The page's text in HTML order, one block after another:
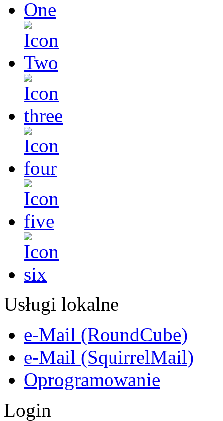
Usługi lokalne
e-Mail (RoundCube)
e-Mail (SquirrelMail)
Oprogramowanie
Login